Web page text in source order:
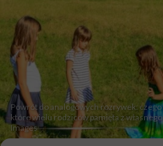
Powrót do analogowych rozrywek: czego
które wielu rodziców pamięta z
Images